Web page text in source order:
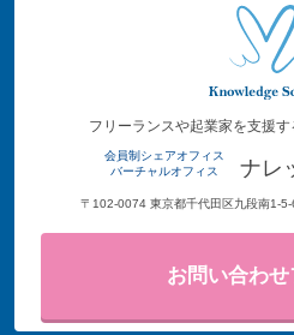
フリーランスや起業家を支援
会員制シェアオフィス
バーチャルオフィス
ナレ
〒102-0074 東京都千代田区九段南1-
お問い合わ